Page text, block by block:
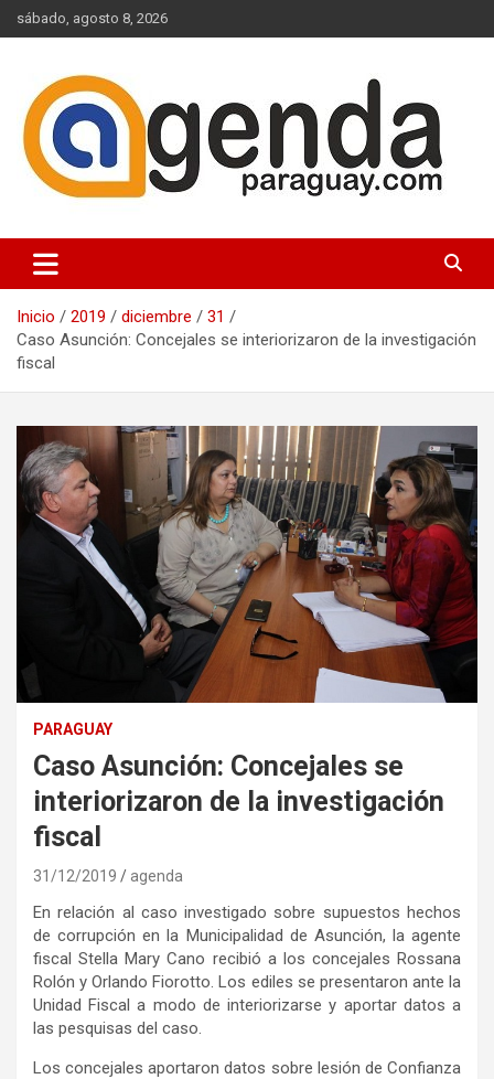
Saltar
al
sábado, agosto 8, 2026
Agenda Paraguay
Inicio 2019 diciembre
31
Caso Asunción: Concejales se interiorizaron de la investigación
fiscal
PARAGUAY
Caso Asunción: Concejales se
interiorizaron de la investigación
fiscal
31/12/2019 agenda
En relación al caso investigado sobre supuestos hechos
de corrupción en la Municipalidad de Asunción, la agente
fiscal Stella Mary Cano recibió a los concejales Rossana
Rolón y Orlando Fiorotto. Los ediles se presentaron ante la
Unidad Fiscal a modo de interiorizarse y aportar datos a
las pesquisas del caso.
Los concejales aportaron datos sobre lesión de Confianza